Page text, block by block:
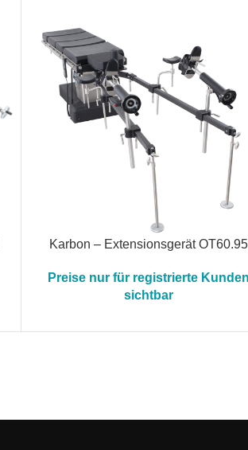
Karbon – Extensionsgerät OT60.95
Preise nur für registrierte Kunden
sichtbar